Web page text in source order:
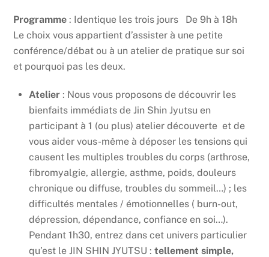
Programme : Identique les trois jours De 9h à 18h
Le choix vous appartient d’assister à une petite
conférence/débat ou à un atelier de pratique sur soi
et pourquoi pas les deux.
Atelier : Nous vous proposons de découvrir les
bienfaits immédiats de Jin Shin Jyutsu en
participant à 1 (ou plus) atelier découverte et de
vous aider vous-même à déposer les tensions qui
causent les multiples troubles du corps (arthrose,
fibromyalgie, allergie, asthme, poids, douleurs
chronique ou diffuse, troubles du sommeil…) ; les
difficultés mentales / émotionnelles ( burn-out,
dépression, dépendance, confiance en soi…).
Pendant 1h30, entrez dans cet univers particulier
qu’est le JIN SHIN JYUTSU : tellement simple,